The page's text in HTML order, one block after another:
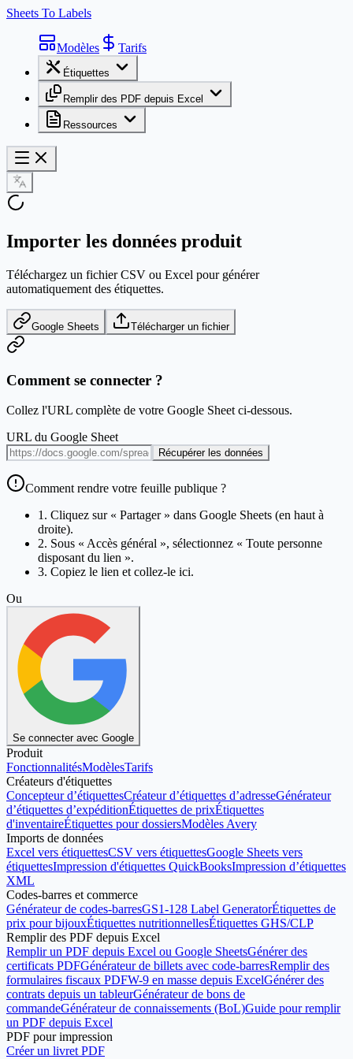
Sheets To Labels
Modèles Tarifs
Étiquettes
Remplir des PDF depuis Excel
Ressources
Importer les données produit
Téléchargez un fichier CSV ou Excel pour générer
automatiquement des étiquettes.
Google Sheets Télécharger un fichier
Comment se connecter ?
Collez l'URL complète de votre Google Sheet ci-dessous.
URL du Google Sheet
Récupérer les données
Comment rendre votre feuille publique ?
1. Cliquez sur « Partager » dans Google Sheets (en haut à
droite).
2. Sous « Accès général », sélectionnez « Toute personne
disposant du lien ».
3. Copiez le lien et collez-le ici.
Ou
Se connecter avec Google
Produit
FonctionnalitésModèlesTarifs
Créateurs d'étiquettes
Concepteur d’étiquettesCréateur d’étiquettes d’adresseGénérateur
d’étiquettes d’expéditionÉtiquettes de prixÉtiquettes
d'inventaireÉtiquettes pour dossiersModèles Avery
Imports de données
Excel vers étiquettesCSV vers étiquettesGoogle Sheets vers
étiquettesImpression d'étiquettes QuickBooksImpression d’étiquettes
XML
Codes-barres et commerce
Générateur de codes-barresGS1-128 Label GeneratorÉtiquettes de
prix pour bijouxÉtiquettes nutritionnellesÉtiquettes GHS/CLP
Remplir des PDF depuis Excel
Remplir un PDF depuis Excel ou Google SheetsGénérer des
certificats PDFGénérateur de billets avec code-barresRemplir des
formulaires fiscaux PDFW-9 en masse depuis ExcelGénérer des
contrats depuis un tableurGénérateur de bons de
commandeGénérateur de connaissements (BoL)Guide pour remplir
un PDF depuis Excel
PDF pour impression
Créer un livret PDF